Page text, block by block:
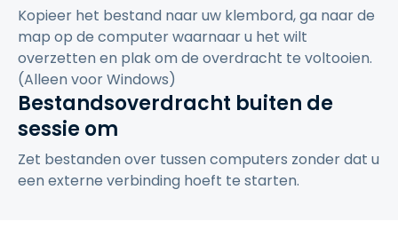
Kopieer het bestand naar uw klembord, ga naar de
map op de computer waarnaar u het wilt
overzetten en plak om de overdracht te voltooien.
(Alleen voor Windows)
Bestandsoverdracht buiten de
sessie om
Zet bestanden over tussen computers zonder dat u
een externe verbinding hoeft te starten.